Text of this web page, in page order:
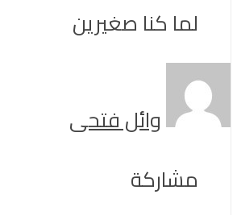
لما كنا صغيرين
وائل فتحى
مشاركة